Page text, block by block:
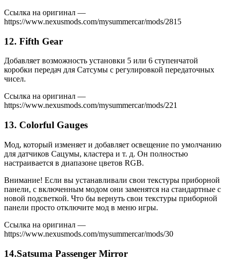
Ссылка на оригинал —
https://www.nexusmods.com/mysummercar/mods/2815
12. Fifth Gear
Добавляет возможность установки 5 или 6 ступенчатой
коробки передач для Сатсумы с регулировкой передаточных
чисел.
Ссылка на оригинал —
https://www.nexusmods.com/mysummercar/mods/221
13. Colorful Gauges
Мод, который изменяет и добавляет освещение по умолчанию
для датчиков Сацумы, кластера и т. д. Он полностью
настраивается в диапазоне цветов RGB.
Внимание! Если вы устанавливали свои текстуры приборной
панели, с включенным модом они заменятся на стандартные с
новой подсветкой. Что бы вернуть свои текстуры приборной
панели просто отключите мод в меню игры.
Ссылка на оригинал —
https://www.nexusmods.com/mysummercar/mods/30
14.Satsuma Passenger Mirror